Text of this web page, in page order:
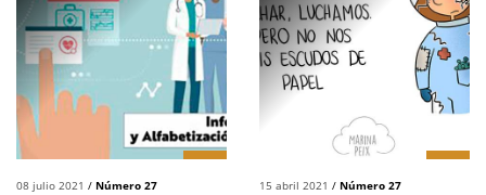
08 julio 2021 / Número 27 15 abril 2021 / Número 27